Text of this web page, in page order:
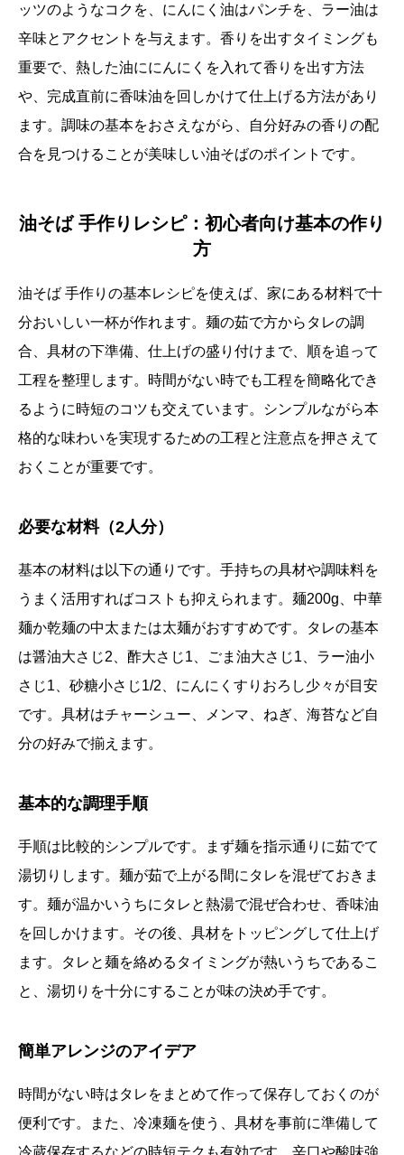
ッツのようなコクを、にんにく油はパンチを、ラー油は
辛味とアクセントを与えます。香りを出すタイミングも
重要で、熱した油ににんにくを入れて香りを出す方法
や、完成直前に香味油を回しかけて仕上げる方法があり
ます。調味の基本をおさえながら、自分好みの香りの配
合を見つけることが美味しい油そばのポイントです。
油そば 手作りレシピ：初心者向け基本の作り
方
油そば 手作りの基本レシピを使えば、家にある材料で十
分おいしい一杯が作れます。麺の茹で方からタレの調
合、具材の下準備、仕上げの盛り付けまで、順を追って
工程を整理します。時間がない時でも工程を簡略化でき
るように時短のコツも交えています。シンプルながら本
格的な味わいを実現するための工程と注意点を押さえて
おくことが重要です。
必要な材料（2人分）
基本の材料は以下の通りです。手持ちの具材や調味料を
うまく活用すればコストも抑えられます。麺200g、中華
麺か乾麺の中太または太麺がおすすめです。タレの基本
は醤油大さじ2、酢大さじ1、ごま油大さじ1、ラー油小
さじ1、砂糖小さじ1/2、にんにくすりおろし少々が目安
です。具材はチャーシュー、メンマ、ねぎ、海苔など自
分の好みで揃えます。
基本的な調理手順
手順は比較的シンプルです。まず麺を指示通りに茹でて
湯切りします。麺が茹で上がる間にタレを混ぜておきま
す。麺が温かいうちにタレと熱湯で混ぜ合わせ、香味油
を回しかけます。その後、具材をトッピングして仕上げ
ます。タレと麺を絡めるタイミングが熱いうちであるこ
と、湯切りを十分にすることが味の決め手です。
簡単アレンジのアイデア
時間がない時はタレをまとめて作って保存しておくのが
便利です。また、冷凍麺を使う、具材を事前に準備して